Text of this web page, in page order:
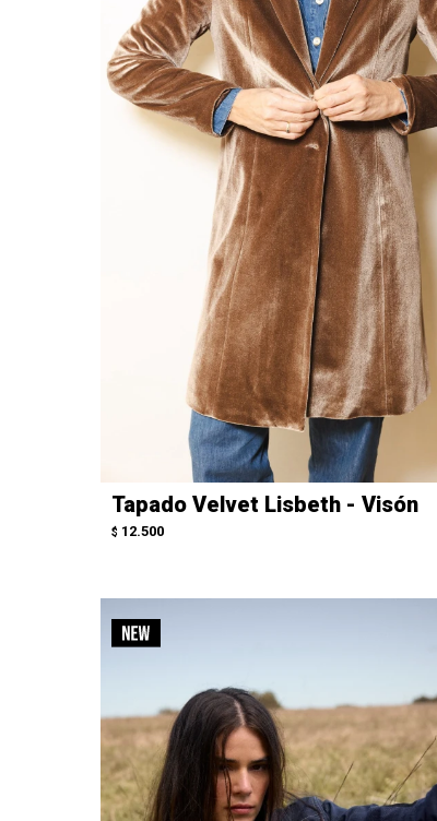
Tapado Velvet Lisbeth - Visón
$ 12.500